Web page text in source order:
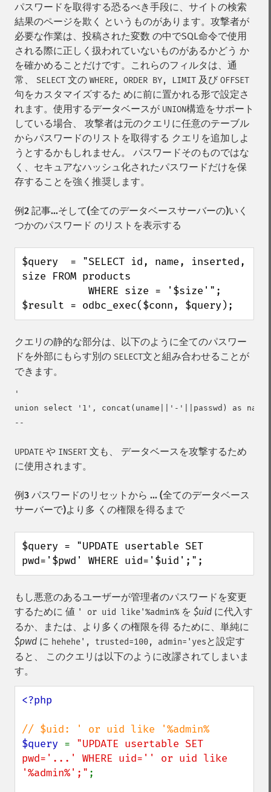
パスワードを取得する恐るべき手段に、サイトの検索
結果のページを欺く というものがあります。攻撃者が
必要な作業は、投稿された変数 の中でSQL命令で使用
される際に正しく扱われていないものがあるかどう か
を確かめることだけです。これらのフィルタは、通
常、 SELECT 文の WHERE, ORDER BY, LIMIT 及び OFFSET
句をカスタマイズするた めに前に置かれる形で設定さ
れます。使用するデータベースが UNION構造をサポート
している場合、 攻撃者は元のクエリに任意のテーブル
からパスワードのリストを取得する クエリを追加しよ
うとするかもしれません。 パスワードそのものではな
く、セキュアなハッシュ化されたパスワードだけを保
存することを強く推奨します。
例2 記事...そして(全てのデータベースサーバーの)いく
つかのパスワード のリストを表示する
$query  = "SELECT id, name, inserted,
size FROM products
$result = odbc_exec($conn, $query);
クエリの静的な部分は、以下のように全てのパスワー
ドを外部にもらす別の SELECT文と組み合わせることが
できます。
'
union select '1', concat(uname||'-'||passwd) as
UPDATE や INSERT 文も、 データベースを攻撃するため
に使用されます。
例3 パスワードのリセットから ... (全てのデータベース
サーバーで)より多 くの権限を得るまで
$query = "UPDATE usertable SET
pwd='$pwd' WHERE uid='$uid';";
もし悪意のあるユーザーが管理者のパスワードを変更
するために 値 ' or uid like'%admin% を $uid に代入す
るか、または、より多くの権限を得 るために、単純に
$pwd に hehehe', trusted=100, admin='yesと設定す
ると、 このクエリは以下のように改謬されてしまいま
す。
<?php
$query = "UPDATE usertable SET
pwd='...' WHERE uid='' or uid like
'%admin%';" ;